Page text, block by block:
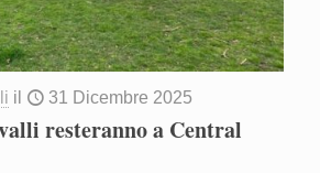
il 31 Dicembre 2025
resteranno a Central